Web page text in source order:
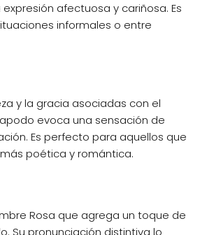
afectuosa y cariñosa. Es
informales o entre
y la gracia asociadas con el
evoca una sensación de
Es perfecto para aquellos que
poética y romántica.
Rosa que agrega un toque de
Su pronunciación distintiva lo